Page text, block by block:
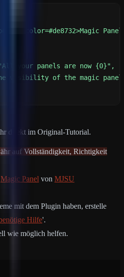
direkt im Original-Tutorial.
auf Vollständigkeit, Richtigkeit
Magic Panel von MJSU
mit dem Plugin haben, erstelle
Hilfe'.
wie möglich helfen.